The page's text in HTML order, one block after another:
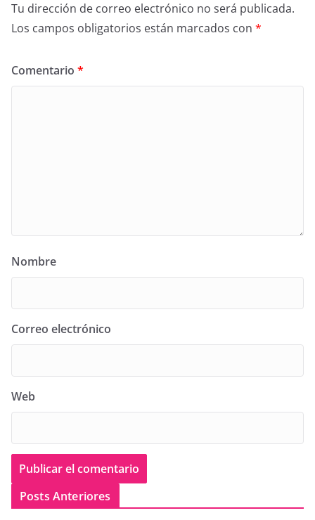
Tu dirección de correo electrónico no será publicada.
Los campos obligatorios están marcados con *
Comentario *
Nombre
Correo electrónico
Web
Posts Anteriores